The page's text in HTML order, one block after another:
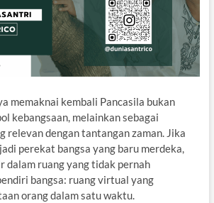
memaknai kembali Pancasila bukan
kebangsaan, melainkan sebagai
relevan dengan tantangan zaman. Jika
perekat bangsa yang baru merdeka,
dalam ruang yang tidak pernah
bangsa: ruang virtual yang
orang dalam satu waktu.